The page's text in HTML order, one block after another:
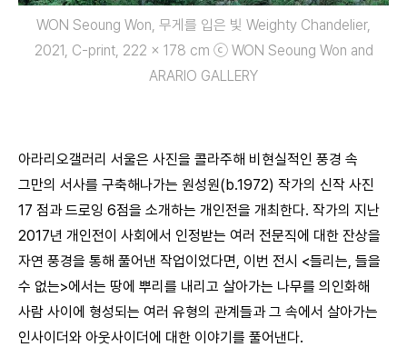
WON Seoung Won, 무게를 입은 빛 Weighty Chandelier,
2021, C-print, 222 x 178 cm ⓒ WON Seoung Won and
ARARIO GALLERY
아라리오갤러리 서울은 사진을 콜라주해 비현실적인 풍경 속
그만의 서사를 구축해나가는 원성원(b.1972) 작가의 신작 사진
17 점과 드로잉 6점을 소개하는 개인전을 개최한다. 작가의 지난
2017년 개인전이 사회에서 인정받는 여러 전문직에 대한 잔상을
자연 풍경을 통해 풀어낸 작업이었다면, 이번 전시 <들리는, 들을
수 없는>에서는 땅에 뿌리를 내리고 살아가는 나무를 의인화해
사람 사이에 형성되는 여러 유형의 관계들과 그 속에서 살아가는
인사이더와 아웃사이더에 대한 이야기를 풀어낸다.